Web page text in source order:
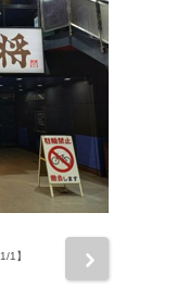
1/1】